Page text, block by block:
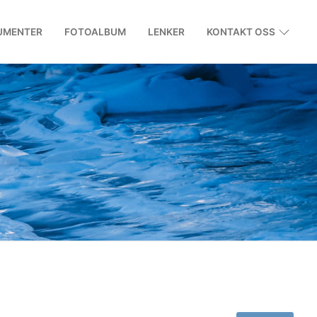
FOTOALBUM LENKER KONTAKT OSS